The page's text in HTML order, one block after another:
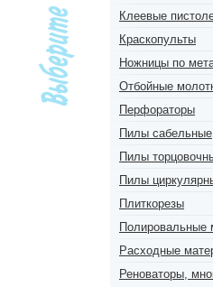
Клеевые
Краскопульты
Ножницы по
Отбойные
Перфораторы
Пилы сабельные
Пилы
Пилы
Плиткорезы
Полировальные
Расходные
Реноваторы,